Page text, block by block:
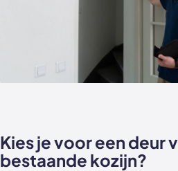
Kies je voor een deur
bestaande kozijn?